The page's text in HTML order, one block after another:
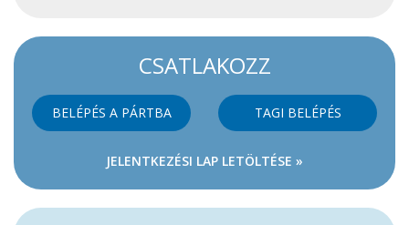
CSATLAKOZZ
BELÉPÉS A PÁRTBA TAGI BELÉPÉS
JELENTKEZÉSI LAP LETÖLTÉSE »